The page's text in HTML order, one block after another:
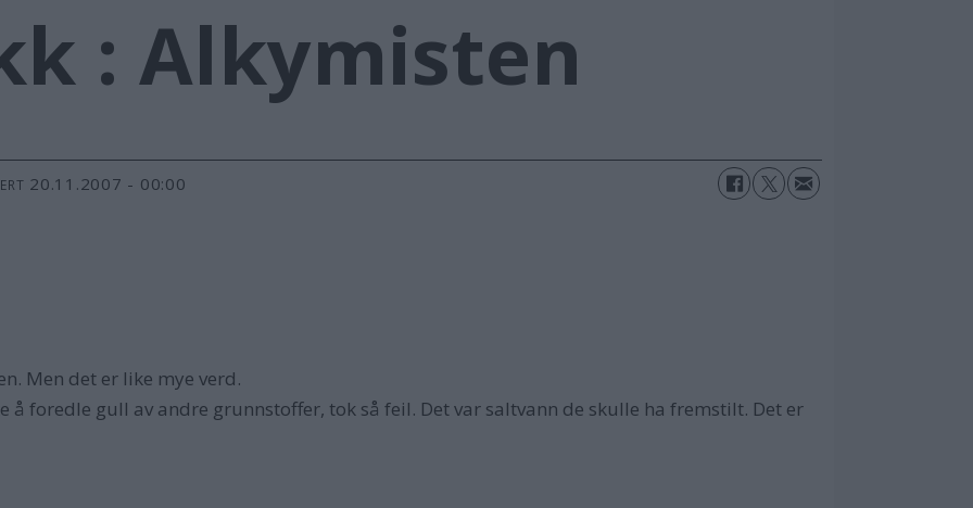
: Alkymisten
20.11.2007 - 00:00
Men det er like mye verd.
å foredle gull av andre grunnstoffer, tok så feil. Det var saltvann de skulle ha fremstilt. Det er